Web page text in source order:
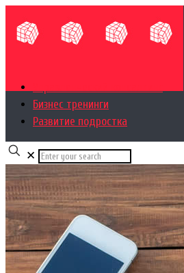
Бизнес тренинги
Развитие подростка
✕